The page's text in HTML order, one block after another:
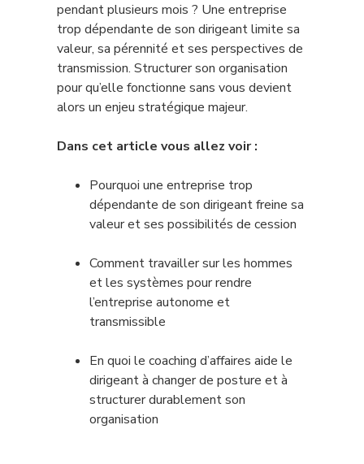
pendant plusieurs mois ? Une entreprise
trop dépendante de son dirigeant limite sa
valeur, sa pérennité et ses perspectives de
transmission. Structurer son organisation
pour qu’elle fonctionne sans vous devient
alors un enjeu stratégique majeur.
Dans cet article vous allez voir :
Pourquoi une entreprise trop
dépendante de son dirigeant freine sa
valeur et ses possibilités de cession
Comment travailler sur les hommes
et les systèmes pour rendre
l’entreprise autonome et
transmissible
En quoi le coaching d’affaires aide le
dirigeant à changer de posture et à
structurer durablement son
organisation